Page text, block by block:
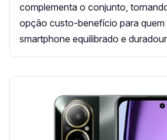
complementa o conjunto,
opção custo-benefício para quem
smartphone equilibrado e